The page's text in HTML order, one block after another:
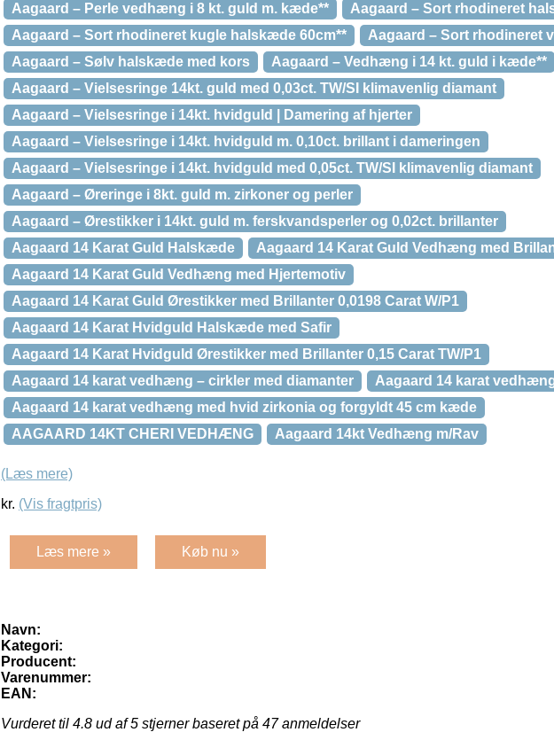
Aagaard – Perle vedhæng i 8 kt. guld m. kæde**
Aagaard – Sort rhodineret
Aagaard – Sort rhodineret kugle halskæde 60cm**
Aagaard – Sort rhodineret
Aagaard – Sølv halskæde med kors
Aagaard – Vedhæng i 14 kt. guld i kæde**
Aagaard – Vielsesringe 14kt. guld med 0,03ct. TW/SI klimavenlig diamant
Aagaard – Vielsesringe i 14kt. hvidguld | Damering af hjerter
Aagaard – Vielsesringe i 14kt. hvidguld m. 0,10ct. brillant i dameringen
Aagaard – Vielsesringe i 14kt. hvidguld med 0,05ct. TW/SI klimavenlig diamant
Aagaard – Øreringe i 8kt. guld m. zirkoner og perler
Aagaard – Ørestikker i 14kt. guld m. ferskvandsperler og 0,02ct. brillanter
Aagaard 14 Karat Guld Halskæde
Aagaard 14 Karat Guld Vedhæng med
Aagaard 14 Karat Guld Vedhæng med Hjertemotiv
Aagaard 14 Karat Guld Ørestikker med Brillanter 0,0198 Carat W/P1
Aagaard 14 Karat Hvidguld Halskæde med Safir
Aagaard 14 Karat Hvidguld Ørestikker med Brillanter 0,15 Carat TW/P1
Aagaard 14 karat vedhæng – cirkler med diamanter
Aagaard 14 karat
Aagaard 14 karat vedhæng med hvid zirkonia og forgyldt 45 cm kæde
AAGAARD 14KT CHERI VEDHÆNG
Aagaard 14kt Vedhæng m/Rav
(Læs mere)
kr. (Vis fragtpris)
Læs mere » Køb nu »
Navn:
Kategori:
Producent:
Varenummer:
EAN:
Vurderet til 4.8 ud af 5 stjerner baseret på 47anmeldelser